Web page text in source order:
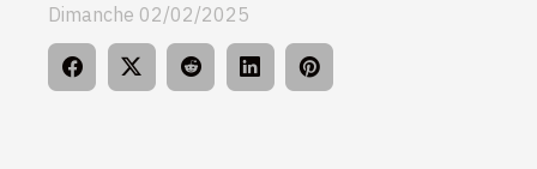
Dimanche 02/02/2025